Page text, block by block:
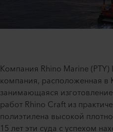
Компания Rhino Marine
компания, расположенная в
занимающаяся
работ Rhino Craft из
полиэтилена высокой
15 лет эти суда с успехом